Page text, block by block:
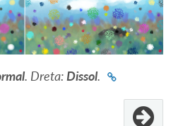
. Dreta: Dissol.